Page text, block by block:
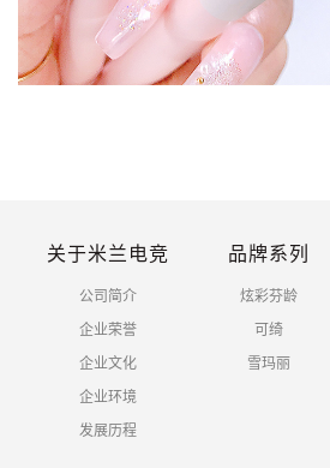
关于米兰电竞
公司简介
企业荣誉
企业文化
企业环境
发展历程
品牌系列
炫彩芬龄
可绮
雪玛丽